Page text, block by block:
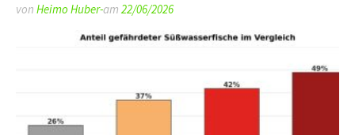
von Heimo Huber-am 22/06/2026